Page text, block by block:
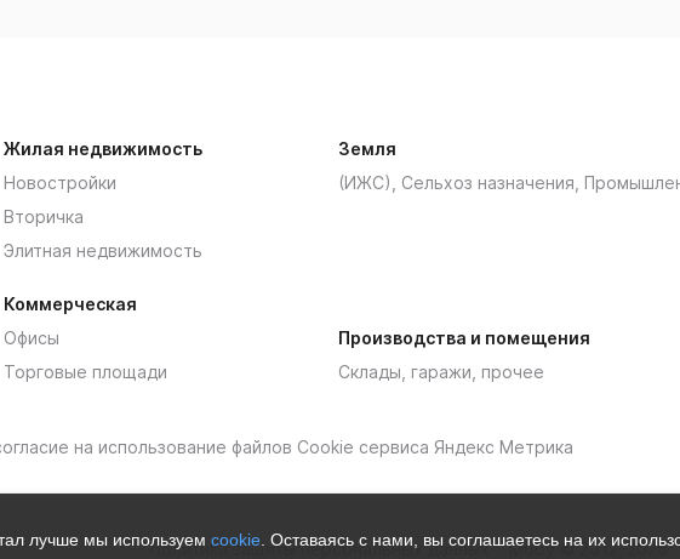
лучше мы используем cookie . Оставаясь с нами, вы соглашаетесь на их
Жилая недвижимость
Новостройки
Вторичка
Элитная недвижимость
Коммерческая
Офисы
Торговые площади
Земля
(ИЖС), Сельхоз назначения,
Производства и помещения
Склады, гаражи, прочее
на использование файлов Cookie сервиса Яндекс Метрика
Политика защиты персональных данных Moby © 2012–2026